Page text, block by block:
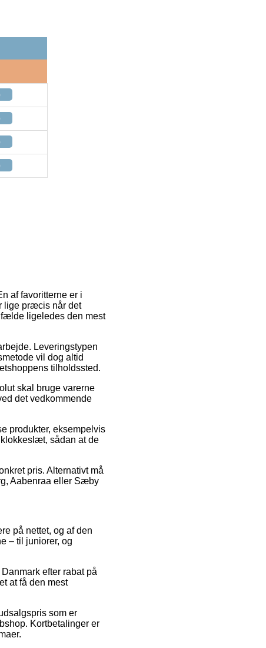
af favoritterne er i
lige præcis når det
ligeledes den mest
Leveringstypen
vil dog altid
tilholdssted.
skal bruge varerne
det vedkommende
produkter, eksempelvis
sådan at de
pris. Alternativt må
Aabenraa eller Sæby
på nettet, og af den
– til juniorer, og
efter rabat på
at få den mest
som er
Kortbetalinger er